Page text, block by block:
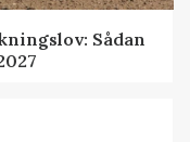
Sådan